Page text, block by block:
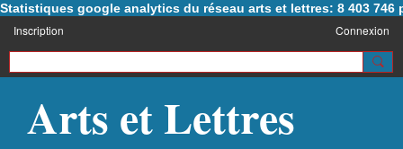
Statistiques google analytics du réseau arts et lettres: 8 403 746
Inscription Connexion
Arts et Lettres